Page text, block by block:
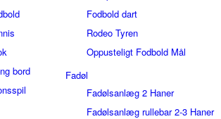
bord
Fodbold dart
Rodeo Tyren
Oppusteligt Fodbold Mål
Fadøl
Fadølsanlæg 2 Haner
Fadølsanlæg rullebar 2-3 Haner